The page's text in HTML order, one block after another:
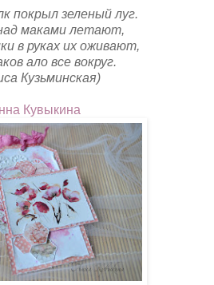
покрыл зеленый луг.
маками летают,
в руках их оживают,
ало все вокруг.
Кузьминская)
Кувыкина